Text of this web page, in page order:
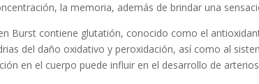
la memoria, además de brindar una
Burst contiene glutatión, conocido como el
del daño oxidativo y peroxidación, así como al
en el cuerpo puede influir en el desarrollo de